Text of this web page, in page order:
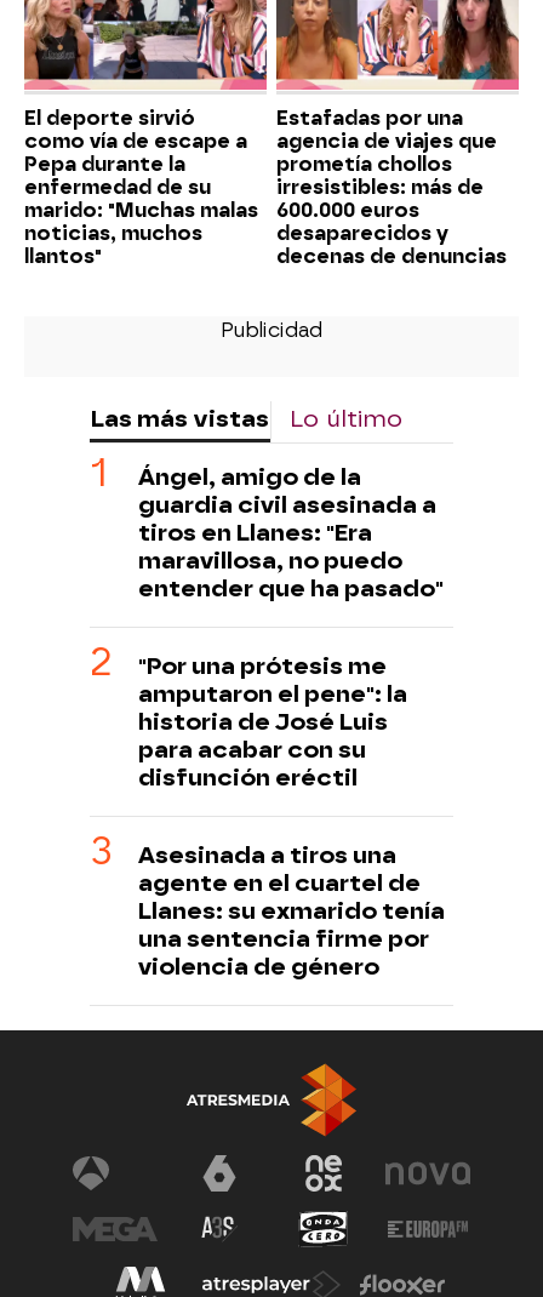
El deporte sirvió
como vía de escape a
Pepa durante la
enfermedad de su
marido: "Muchas malas
noticias, muchos
llantos"
Estafadas por una
agencia de viajes que
prometía chollos
irresistibles: más de
600.000 euros
desaparecidos y
decenas de denuncias
Las más vistas Lo último
Ángel, amigo de la
guardia civil asesinada a
tiros en Llanes: "Era
maravillosa, no puedo
entender que ha pasado"
"Por una prótesis me
amputaron el pene": la
historia de José Luis
para acabar con su
disfunción eréctil
Asesinada a tiros una
agente en el cuartel de
Llanes: su exmarido tenía
una sentencia firme por
violencia de género